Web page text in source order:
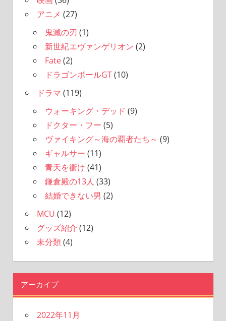
アニメ (27)
鬼滅の刃 (1)
新世紀エヴァンゲリオン (2)
Fate(2)
ドラゴンボールGT(10)
ドラマ (119)
ウォーキング・デッド (9)
ドクター・フー (5)
ヴァイキング～海の覇者たち～ (9)
ギャルサー (11)
青天を衝け (41)
鎌倉殿の13人 (33)
結婚できない男 (2)
MCU (12)
グッズ紹介 (12)
未分類(4)
アーカイブ
2022年11月